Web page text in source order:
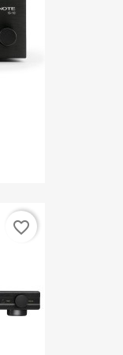
favorite_border